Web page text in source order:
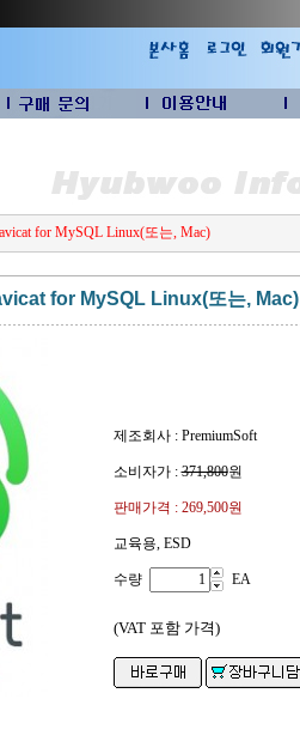
for MySQL Linux(또는, Mac)
for MySQL Linux(또는, Mac)
제조회사 : PremiumSoft
소비자가 :371,800원
판매가격 : 269,500원
교육용, ESD
수량 EA
(VAT 포함 가격)